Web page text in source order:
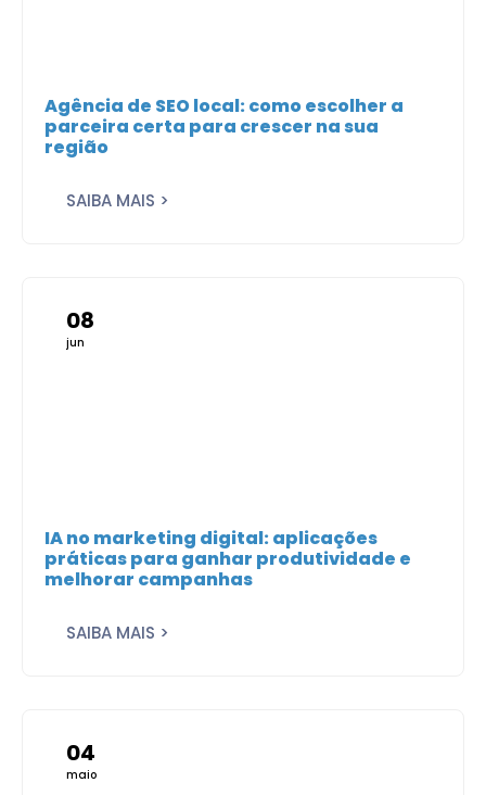
Agência de SEO local: como escolher a
parceira certa para crescer na sua
região
SAIBA MAIS >
08
jun
IA no marketing digital: aplicações
práticas para ganhar produtividade e
melhorar campanhas
SAIBA MAIS >
04
maio